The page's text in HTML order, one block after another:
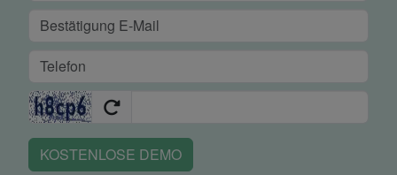
KOSTENLOSE DEMO